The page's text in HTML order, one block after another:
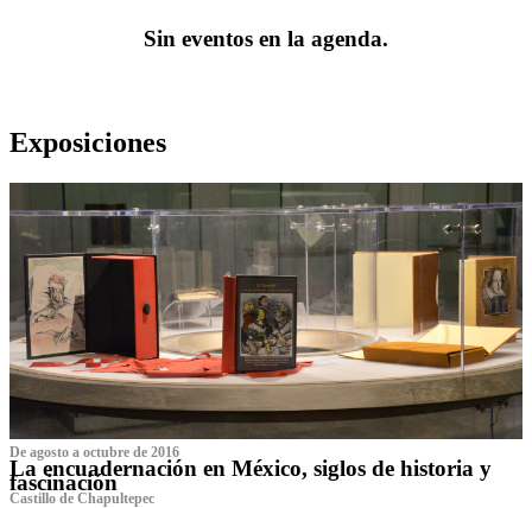
Sin eventos en la agenda.
Exposiciones
De agosto a octubre de 2016
La encuadernación en México, siglos de historia y
fascinación
Castillo de Chapultepec